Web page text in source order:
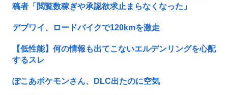
稿者「閲覧数稼ぎや承認欲求止まらなくなった」
デブワイ、ロードバイクで120kmを激走
【低性能】何の情報も出てこないエルデンリングを心配
するスレ
ぽこあポケモンさん、DLC出たのに空気